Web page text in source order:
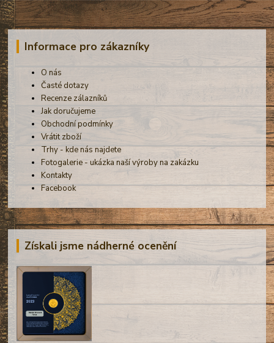
Informace pro zákazníky
O nás
Časté dotazy
Recenze zálazníků
Jak doručujeme
Obchodní podmínky
Vrátit zboží
Trhy - kde nás najdete
Fotogalerie - ukázka naší výroby na zakázku
Kontakty
Facebook
Získali jsme nádherné ocenění